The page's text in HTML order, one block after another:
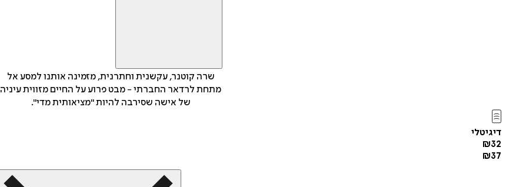
שרה קוטנר, עקשנית וחתרנית, מזמינה אותנו למסע אל
מתחת לרדאר החברתי - מבט פרוע על החיים מזווית עיניה
של אישה שסירבה להיות "מציאותית מדי".
דיגיטלי
₪32
₪37